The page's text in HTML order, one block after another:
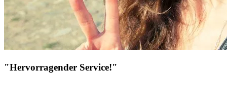
"Hervorragender Service!"